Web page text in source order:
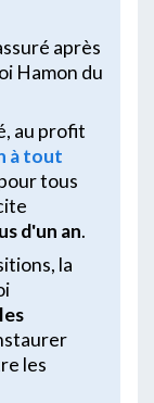
après
Hamon du
au profit
à tout
tous
d'un an.
la
les